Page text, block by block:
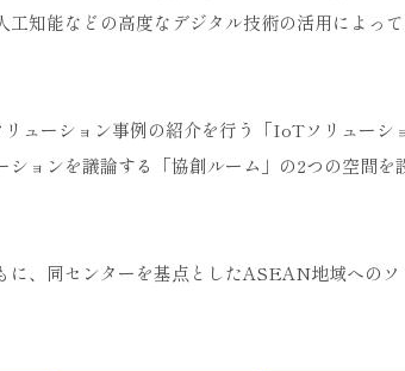
知能などの高度なデジタル技術の活用によっ
ューション事例の紹介を行う「IoTソリューシ
ョンを議論する「協創ルーム」の2つの空間を
に、同センターを基点としたASEAN地域への